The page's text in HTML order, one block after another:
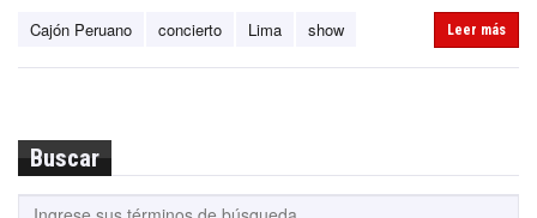
Cajón Peruano concierto Lima show Leer más
Buscar